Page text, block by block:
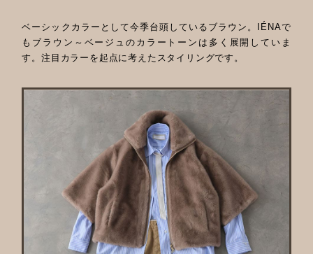
ベーシックカラーとして今季台頭しているブラウン。IÉNAで
もブラウン～ベージュのカラートーンは多く展開していま
す。注目カラーを起点に考えたスタイリングです。